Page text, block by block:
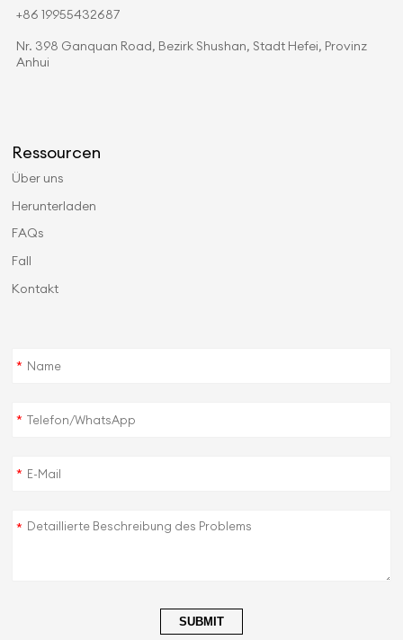
+86 19955432687
Nr. 398 Ganquan Road, Bezirk Shushan, Stadt Hefei, Provinz
Anhui
Ressourcen
Über uns
Herunterladen
FAQs
Fall
Kontakt
*
*
*
*
SUBMIT